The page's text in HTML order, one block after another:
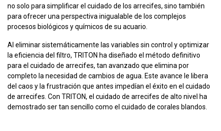
no solo para simplificar el cuidado de los arrecifes, sino también
para ofrecer una perspectiva inigualable de los complejos
procesos biológicos y químicos de su acuario.
Al eliminar sistemáticamente las variables sin control y optimizar
la eficiencia del filtro, TRITON ha diseñado el método definitivo
para el cuidado de arrecifes, tan avanzado que elimina por
completo la necesidad de cambios de agua. Este avance le libera
del caos y la frustración que antes impedían el éxito en el cuidado
de arrecifes. Con TRITON, el cuidado de arrecifes de alto nivel ha
demostrado ser tan sencillo como el cuidado de corales blandos.